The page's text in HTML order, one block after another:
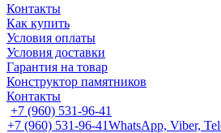
Контакты
Как купить
Условия оплаты
Условия доставки
Гарантия на товар
Конструктор памятников
Контакты
+7 (960) 531-96-41
+7 (960) 531-96-41WhatsApp, Viber,